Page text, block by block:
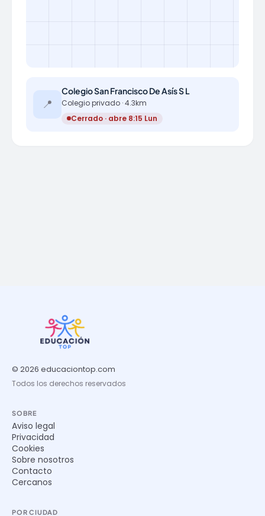
📍
Colegio San Francisco De Asís S L
Colegio privado · 4.3km
Cerrado · abre 8:15 Lun
© 2026 educaciontop.com
Todos los derechos reservados
SOBRE
Aviso legal
Privacidad
Cookies
Sobre nosotros
Contacto
Cercanos
POR CIUDAD